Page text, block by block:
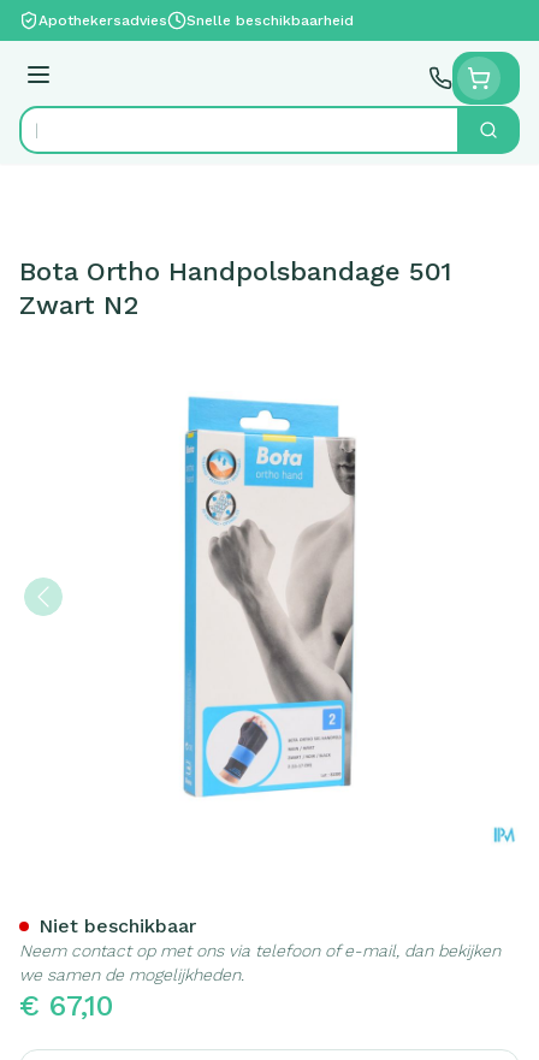
Ga naar de inhoud
Apothekersadvies Snelle beschikbaarheid
Menu
Product, merk, categorie... Zoek
Bota Ortho Handpolsbandage 501
Zwart N2
€ 67,10
Niet beschikbaar
Neem contact op met ons via telefoon of e-mail, dan bekijken
we samen de mogelijkheden.